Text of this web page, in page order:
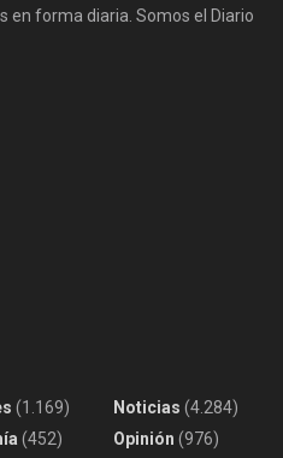
en forma diaria. Somos el Diario
(1.169)
(452)
Noticias (4.284)
Opinión (976)